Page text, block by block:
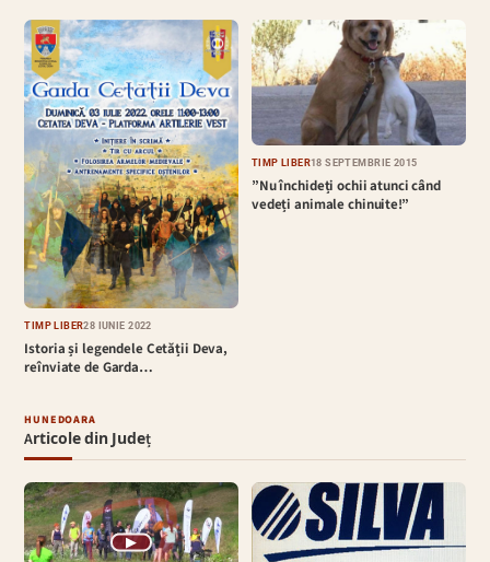
TIMP LIBER28 IUNIE 2022
Istoria și legendele Cetății Deva,
reînviate de Garda…
TIMP LIBER18 SEPTEMBRIE 2015
”Nu închideți ochii atunci când
vedeți animale chinuite!”
HUNEDOARA
Articole din Județ
▶